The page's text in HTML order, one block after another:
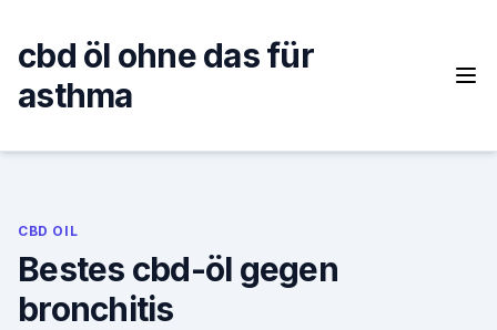
content
cbd öl ohne das für
asthma
CBD OIL
Bestes cbd-öl gegen
bronchitis